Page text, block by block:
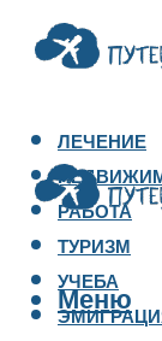
ЛЕЧЕНИЕ
РАБОТА
ТУРИЗМ
УЧЕБА
Меню